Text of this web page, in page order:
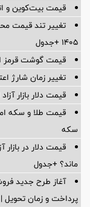
قیمت بیت‌کوین و
۱۴۰۵ +جدول
قیمت گوشت قرمز امروز
تغییر زمان شارژ
قیمت دلار بازار آزاد امروز
سکه
ماند؟ +جدول
آغاز طرح جدید
پرداخت و زمان